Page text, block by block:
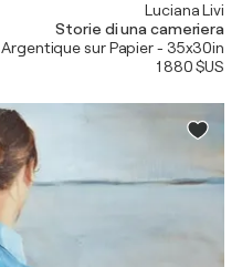
Luciana Livi
Storie di una cameriera
Argentique sur Papier - 35x30in
1 880 $US